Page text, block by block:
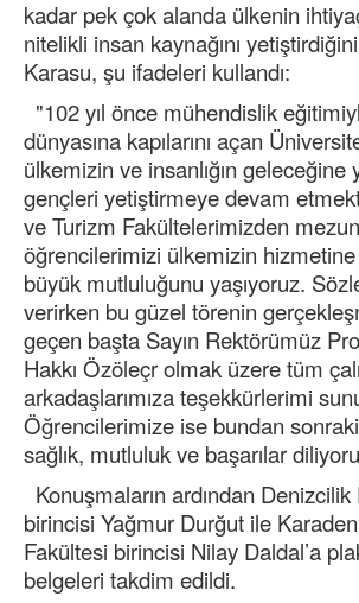
kadar pek çok alanda ülkenin
nitelikli insan kaynağını
Karasu, şu ifadeleri kullandı:
"102 yıl önce mühendislik
dünyasına kapılarını açan
ülkemizin ve insanlığın geleceğine
gençleri yetiştirmeye devam
ve Turizm Fakültelerimizden
öğrencilerimizi ülkemizin hizmetine
büyük mutluluğunu yaşıyoruz.
verirken bu güzel törenin
geçen başta Sayın Rektörümüz
Hakkı Özöleçr olmak üzere tüm
arkadaşlarımıza teşekkürlerimi
Öğrencilerimize ise bundan
sağlık, mutluluk ve başarılar
Konuşmaların ardından
birincisi Yağmur Durğut ile
Fakültesi birincisi Nilay Daldal’a
belgeleri takdim edildi.